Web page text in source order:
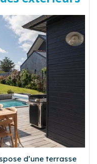
d’une terrasse